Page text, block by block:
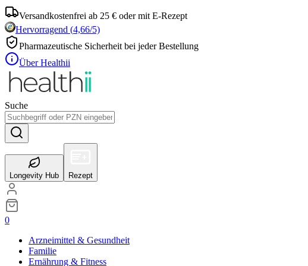
Versandkostenfrei ab 25 € oder mit E-Rezept
Hervorragend (4,66/5)
Pharmazeutische Sicherheit bei jeder Bestellung
Über Healthii
Suche
Longevity Hub Rezept
0
Arzneimittel & Gesundheit
Familie
Ernährung & Fitness